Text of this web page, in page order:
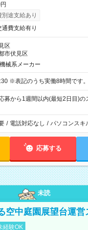
別途支給あり
通費支給有り
区
市伏見区
械系メーカー
8:30～17:30 ※表記のうち実働8時間です。
募から1週間以内(最短2日目)の
/ 電話対応なし / パソコンスキ
応募する
未読
空中庭園展望台運営
経験OK